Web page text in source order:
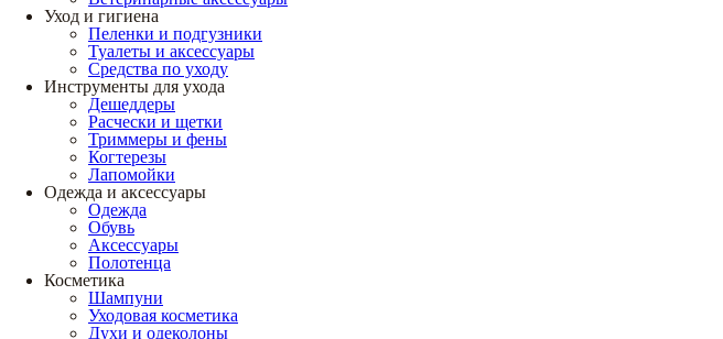
Уход и гигиена
Пеленки и подгузники
Туалеты и аксессуары
Средства по уходу
Инструменты для ухода
Дешеддеры
Расчески и щетки
Триммеры и фены
Когтерезы
Лапомойки
Одежда и аксессуары
Одежда
Обувь
Аксессуары
Полотенца
Косметика
Шампуни
Уходовая косметика
Духи и одеколоны